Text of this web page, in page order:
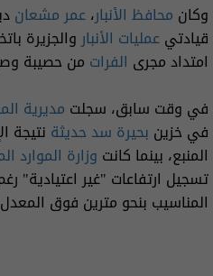
وكان محافظ الأنبار،عمر مشعان
قيادتيعمليات الأنباروالجزيرة
امتداد مجرى الفرات من حصيبة
في وقت سابق، سجلت مديرية
في خزين بحيرة سد حديثة نتيجة
المنبع، بينما كانت وزارة الموارد
تسجيل ارتفاعات "غير اعتيادية"
المناسيب بنحو مترين فوق